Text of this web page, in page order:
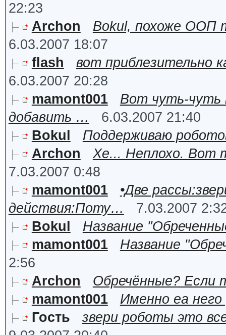
22:23
Archon
Bokul, похоже ООП
6.03.2007 18:07
flash
вот приблезительно
6.03.2007 20:28
mamont001
Вот чуть-чуть
добавить …
6.03.2007 21:40
Bokul
Поддерживаю
Archon
Хе... Неплохо. Вот
7.03.2007 0:48
mamont001
•Две
действия:Поту…
7.03.2007
Bokul
Название
mamont001
Название
2:56
Archon
Обречённые? Если
mamont001
Именно еа
Гость
звери роботы это